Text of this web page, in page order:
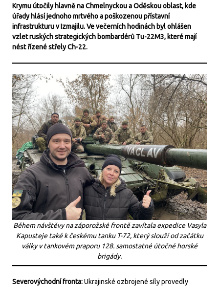
Krymu útočily hlavně na Chmelnyckou a Oděskou oblast, kde
úřady hlásí jednoho mrtvého a poškozenou přístavní
infrastrukturu v Izmajilu. Ve večerních hodinách byl ohlášen
vzlet ruských strategických bombardérů Tu-22M3, které mají
nést řízené střely Ch-22.
Během návštěvy na záporožské frontě zavítala expedice Vasyla
Kapusteje také k českému tanku T-72, který slouží od začátku
války v tankovém praporu 128. samostatné útočné horské
brigády.
Severovýchodní fronta:Ukrajinské ozbrojené síly provedly